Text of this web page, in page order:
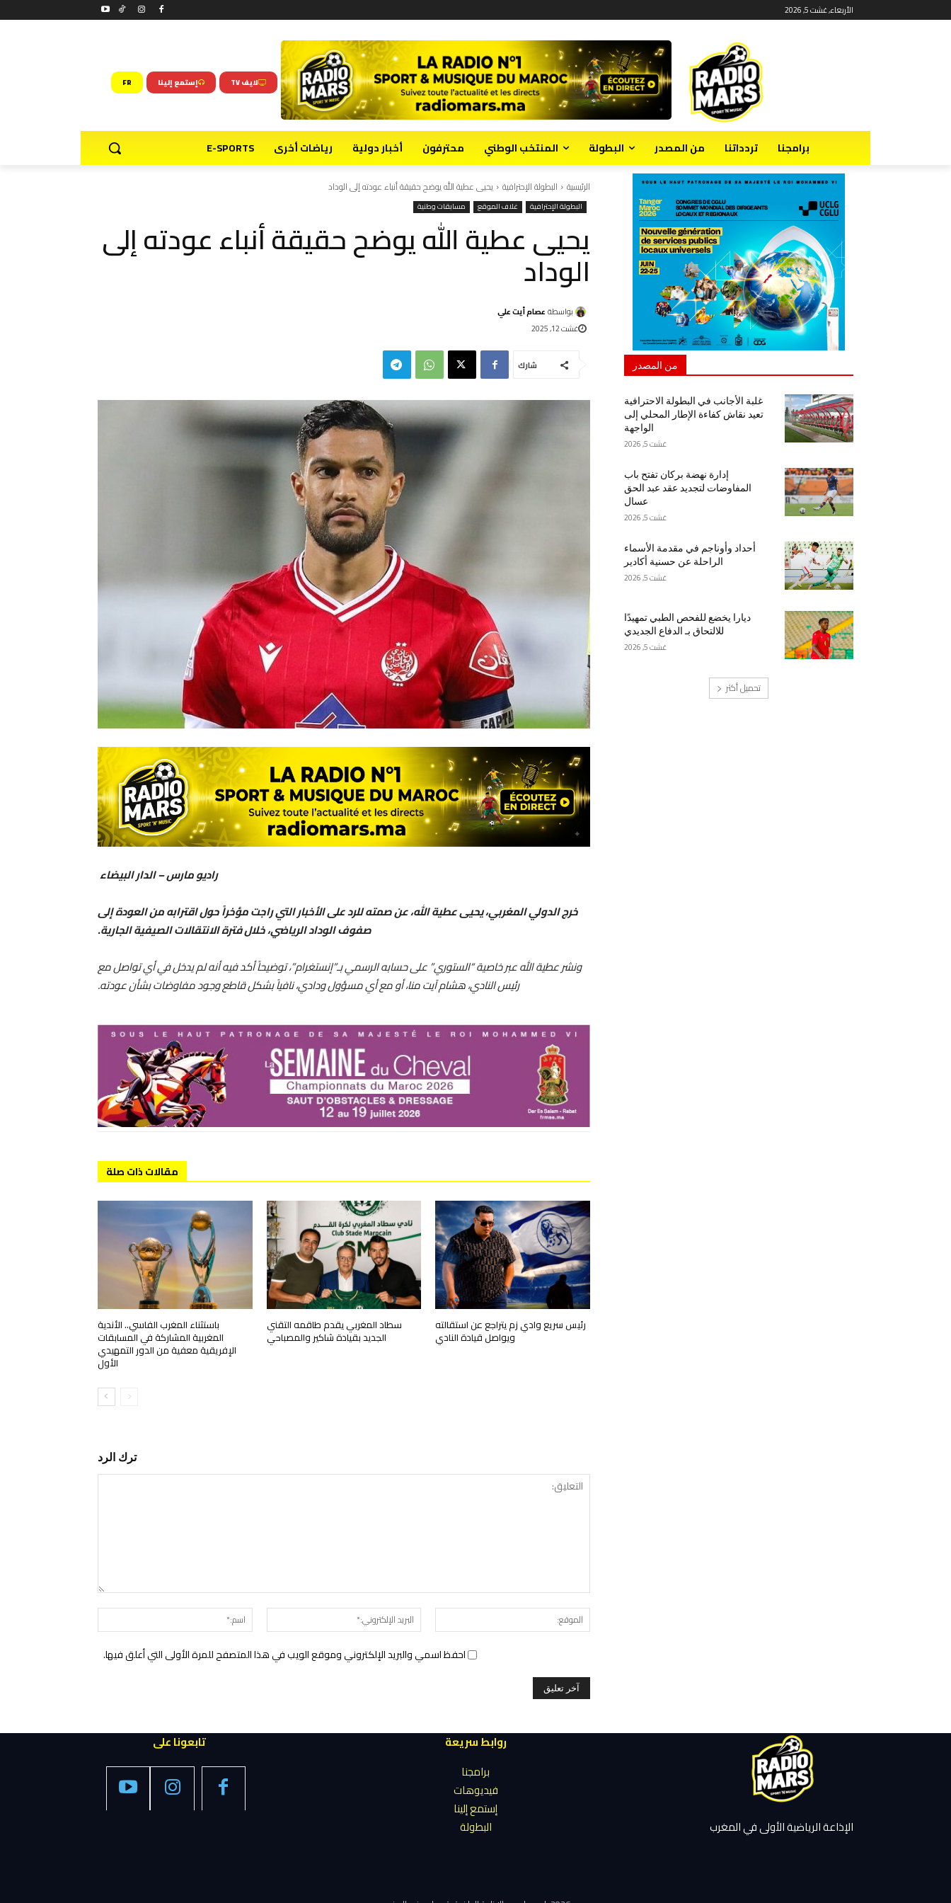
الأربعاء, غشت 5, 2026
لايف TV إستمع إلينا FR
برامجنا تردداتنا من المصدر البطولة المنتخب الوطني محترفون أخبار دولية رياضات أخرى E-SPORTS
الرئيسية البطولة الإحترافية يحيى عطية الله يوضح حقيقة أنباء عودته إلى الوداد
البطولة الإحترافية غلاف الموقع مسابقات وطنية
يحيى عطية الله يوضح حقيقة أنباء عودته إلى
الوداد
بواسطة عصام أيت علي
غشت 12, 2025
شارك
راديو مارس – الدار البيضاء
خرج الدولي المغربي، يحيى عطية الله، عن صمته للرد على الأخبار التي راجت مؤخراً حول اقترابه من العودة إلى
صفوف الوداد الرياضي، خلال فترة الانتقالات الصيفية الجارية.
ونشر عطية الله عبر خاصية “الستوري” على حسابه الرسمي بـ”إنستغرام”، توضيحاً أكد فيه أنه لم يدخل في أي تواصل مع
رئيس النادي، هشام آيت منا، أو مع أي مسؤول ودادي، نافياً بشكل قاطع وجود مفاوضات بشأن عودته.
مقالات ذات صلة
رئيس سريع وادي زم يتراجع عن استقالته
ويواصل قيادة النادي
سطاد المغربي يقدم طاقمه التقني
الجديد بقيادة شاكير والمصباحي
باستثناء المغرب الفاسي.. الأندية
المغربية المشاركة في المسابقات
الإفريقية معفية من الدور التمهيدي
الأول
ترك الرد
التعليق:
اسم:*
البريد
الإلكتروني:*
الموقع:
احفظ اسمي والبريد الإلكتروني وموقع الويب في هذا المتصفح للمرة الأولى التي أعلق فيها.
من المصدر
غلبة الأجانب في البطولة الاحترافية
تعيد نقاش كفاءة الإطار المحلي إلى
الواجهة
غشت 5, 2026
إدارة نهضة بركان تفتح باب
المفاوضات لتجديد عقد عبد الحق
عسال
غشت 5, 2026
أحداد وأوناجم في مقدمة الأسماء
الراحلة عن حسنية أكادير
غشت 5, 2026
ديارا يخضع للفحص الطبي تمهيدًا
للالتحاق بـ الدفاع الجديدي
غشت 5, 2026
تحميل أكثر
تابعونا على
روابط سريعة
برامجنا
فيديوهات
إستمع إلينا
البطولة
الإذاعة الرياضية الأولى في المغرب